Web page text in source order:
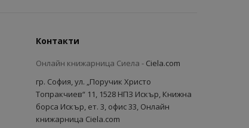
Контакти
Онлайн книжарница Сиела - Ciela.com
гр. София, ул. „Поручик Христо
Топракчиев“ 11, 1528 НПЗ Искър, Книжна
борса Искър, ет. 3, офис 33, Онлайн
книжарница Ciela.com